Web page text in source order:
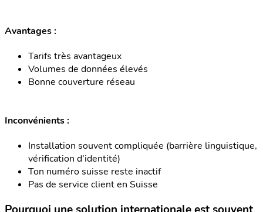
Avantages :
Tarifs très avantageux
Volumes de données élevés
Bonne couverture réseau
Inconvénients :
Installation souvent compliquée (barrière linguistique,
vérification d’identité)
Ton numéro suisse reste inactif
Pas de service client en Suisse